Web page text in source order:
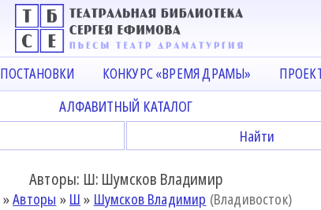
ПОСТАНОВКИ КОНКУРС «ВРЕМЯ ДРАМЫ»
АЛФАВИТНЫЙ КАТАЛОГ
Авторы: Ш: Шумсков Владимир
»Авторы » Ш » Шумсков Владимир (Владивосток)